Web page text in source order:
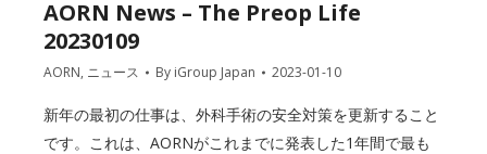
AORN News – The Preop Life
20230109
AORN, ニュース By iGroup Japan 2023-01-10
新年の最初の仕事は、外科手術の安全対策を更新すること
です。これは、AORNがこれまでに発表した1年間で最も